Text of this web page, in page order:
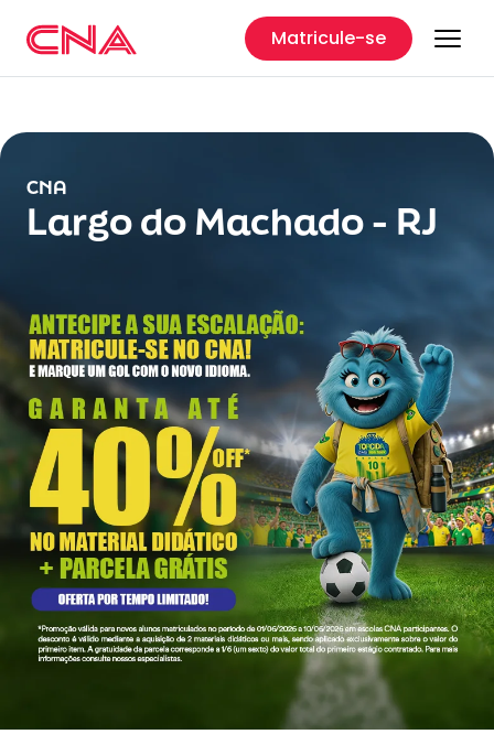
Matricule-se
CNA
Largo do Machado - RJ